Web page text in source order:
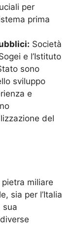
per
prima
Società
e l’Istituto
sono
sviluppo
e
del
pietra miliare
sia per l’Italia
sua